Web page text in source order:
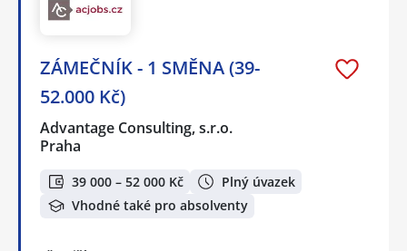
ZÁMEČNÍK - 1 SMĚNA (39-
52.000 Kč)
Advantage Consulting, s.r.o.
Praha
39 000 – 52 000 Kč
Plný úvazek
Vhodné také pro absolventy